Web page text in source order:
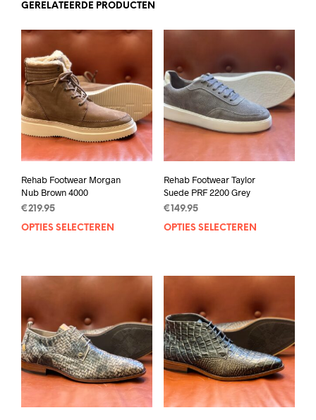
GERELATEERDE PRODUCTEN
Rehab Footwear Morgan
Nub Brown 4000
€219.95
OPTIES SELECTEREN
Dit
meerdere
variaties.
optie
kan
gekozen
worden
de
productpagina
Rehab Footwear Taylor
Suede PRF 2200 Grey
€ 149.95
OPTIES SELECTEREN
de